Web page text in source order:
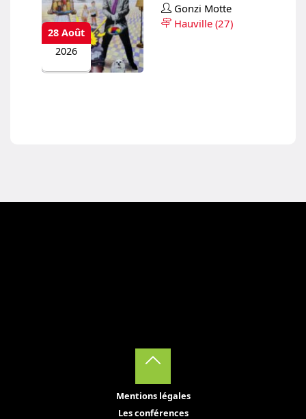
28 Août
2026
Gonzi Motte
Hauville (27)
Mentions légales
Les conférences
Back
to